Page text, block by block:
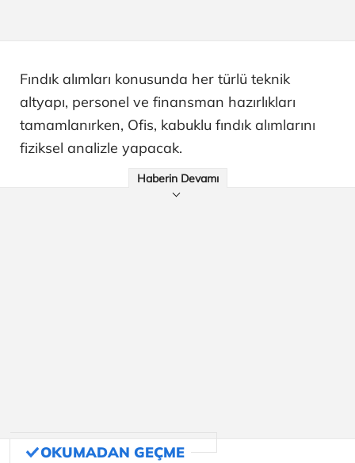
Fındık alımları konusunda her türlü teknik
altyapı, personel ve finansman hazırlıkları
tamamlanırken, Ofis, kabuklu fındık alımlarını
fiziksel analizle yapacak.
Haberin Devamı